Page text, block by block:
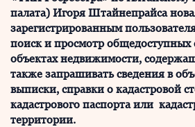
палата) Игоря Штайнепрайса
зарегистрированным
поиск и просмотр общедоступных
объектах недвижимости,
также запрашивать сведения в
выписки, справки о кадастровой
кадастрового паспорта или
территории.